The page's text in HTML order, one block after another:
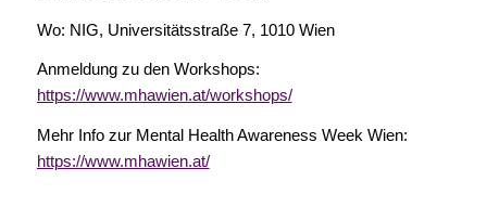
Wo: NIG, Universitätsstraße 7, 1010 Wien
Anmeldung zu den Workshops:
https://www.mhawien.at/workshops/
Mehr Info zur Mental Health Awareness Week Wien:
https://www.mhawien.at/